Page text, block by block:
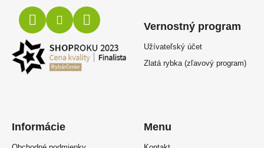
Informácie
Vernostný program
Užívateľský účet
Zlatá rybka (zľavový program)
Menu